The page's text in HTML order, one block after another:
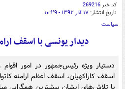
کد خبر269216
تاریخ انتشار: ۱۷ آذر ۱۳۹۲ - ۱۰:۲۹
سیاست
دیدار یونسی با اسقف
دستیار ویژه رئیس‌جمهور در امور
اسقف کاراکهیان، اسقف اعظم ارامنه